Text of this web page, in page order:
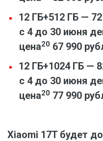
12 ГБ+512 ГБ —
с 4 до 30 июня
цена20 67 990
12 ГБ+1024 ГБ —
с 4 до 30 июня
цена20 77 990
Xiaomi 17T будет